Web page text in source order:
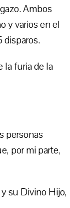
Ambos
y varios en el
disparos.
la furia de la
personas
por mi parte,
su Divino Hijo,